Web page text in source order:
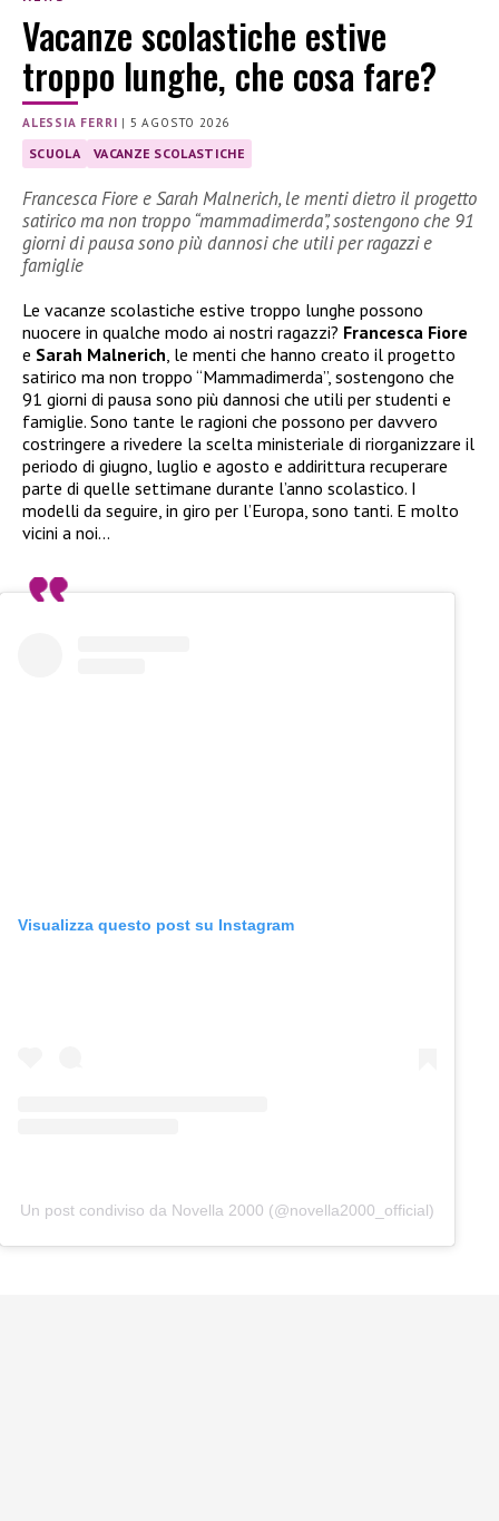
Vacanze scolastiche estive
troppo lunghe, che cosa fare?
ALESSIA FERRI | 5 AGOSTO 2026
SCUOLA VACANZE SCOLASTICHE
Francesca Fiore e Sarah Malnerich, le menti dietro il progetto
satirico ma non troppo “mammadimerda”, sostengono che 91
giorni di pausa sono più dannosi che utili per ragazzi e
famiglie
Le vacanze scolastiche estive troppo lunghe possono
nuocere in qualche modo ai nostri ragazzi? Francesca Fiore
e Sarah Malnerich , le menti che hanno creato il progetto
satirico ma non troppo “Mammadimerda”, sostengono che
91 giorni di pausa sono più dannosi che utili per studenti e
famiglie. Sono tante le ragioni che possono per davvero
costringere a rivedere la scelta ministeriale di riorganizzare il
periodo di giugno, luglio e agosto e addirittura recuperare
parte di quelle settimane durante l’anno scolastico. I
modelli da seguire, in giro per l’Europa, sono tanti. E molto
vicini a noi…
Visualizza questo post su Instagram
Un post condiviso da Novella 2000 (@novella2000_official)